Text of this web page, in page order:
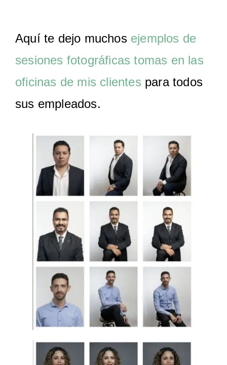
Aquí te dejo muchos ejemplos de
sesiones fotográficas tomas en las
oficinas de mis clientes para todos
sus empleados.